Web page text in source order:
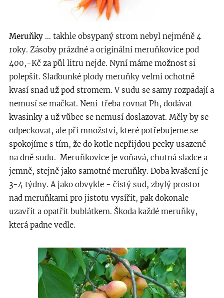
Meruňky ... takhle obsypaný strom nebyl nejméně 4
roky. Zásoby prázdné a originální meruňkovice pod
400,-Kč za půl litru nejde. Nyní máme možnost si
polepšit. Slaďounké plody meruňky velmi ochotně
kvasí snad už pod stromem. V sudu se samy rozpadají a
nemusí se mačkat. Není třeba rovnat Ph, dodávat
kvasinky a už vůbec se nemusí doslazovat. Měly by se
odpeckovat, ale při množství, které potřebujeme se
spokojíme s tím, že do kotle nepřijdou pecky usazené
na dně sudu. Meruňkovice je voňavá, chutná sladce a
jemně, stejně jako samotné meruňky. Doba kvašení je
3-4 týdny. A jako obvykle - čistý sud, zbylý prostor
nad meruňkami pro jistotu vysířit, pak dokonale
uzavřít a opatřit bublátkem. Škoda každé meruňky,
která padne vedle.